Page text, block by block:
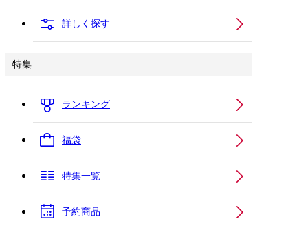
詳しく探す
特集
ランキング
福袋
特集一覧
予約商品